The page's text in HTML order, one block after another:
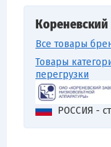
Все товары
Товары
перегрузки
РОССИЯ -